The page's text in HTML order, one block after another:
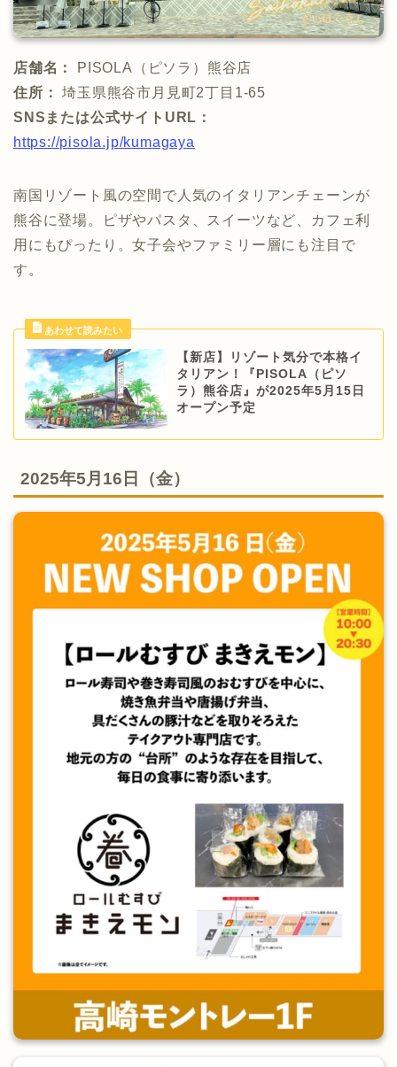
店舗名：
PISOLA（ピソラ）熊谷店
住所：
埼玉県熊谷市月見町2丁目1-65
SNSまたは公式サイトURL：
https://pisola.jp/kumagaya
南国リゾート風の空間で人気のイタリアンチェーンが
熊谷に登場。ピザやパスタ、スイーツなど、カフェ利
用にもぴったり。女子会やファミリー層にも注目で
す。
【新店】リゾート気分で本格イ
タリアン！『PISOLA（ピソ
ラ）熊谷店』が2025年5月15日
オープン予定
2025年5月16日（金）